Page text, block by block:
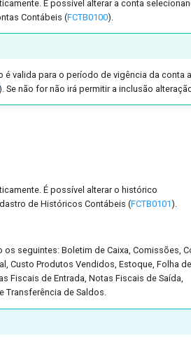
É possível alterar a conta
Contábeis (FCTB0100).
é valida para o período de vigência da conta a
Se não for não irá permitir a inclusão
É possível alterar o histórico
de Históricos Contábeis (FCTB0101).
seguintes: Boletim de Caixa, Comissões,
Custo Produtos Vendidos, Estoque, Folha de
Fiscais de Entrada, Notas Fiscais de Saída,
Transferência de Saldos.